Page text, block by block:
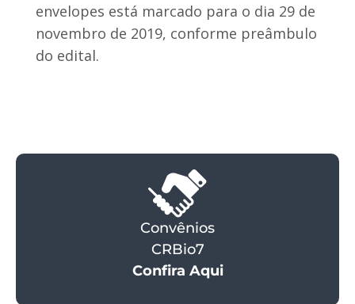
envelopes está marcado para o dia 29 de
novembro de 2019, conforme preâmbulo
do edital.
Convênios
CRBio7
Confira Aqui